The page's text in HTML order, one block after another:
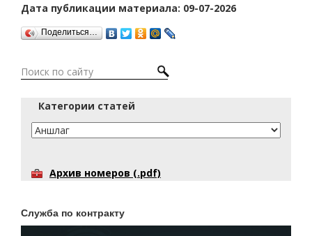
Дата публикации материала: 09-07-2026
Поделиться…
Категории статей
Архив номеров (.pdf)
Служба по контракту